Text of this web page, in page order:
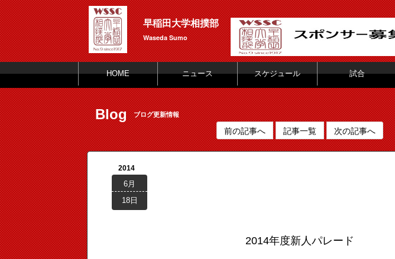
早稲田大学相撲部
Waseda Sumo
HOME ニュース スケジュール 試合
Blog ブログ更新情報
前の記事へ 記事一覧 次の記事へ
2014
6月
18日
2014年度新人パレード